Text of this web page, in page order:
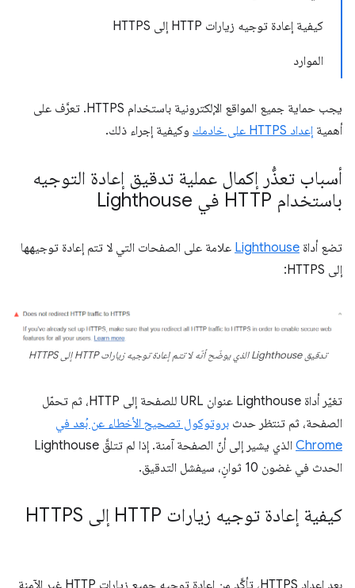
كيفية إعادة توجيه زيارات HTTP إلى HTTPS
الموارد
يجب حماية جميع المواقع الإلكترونية باستخدام HTTPS. تعرَّف على
أهمية إعداد HTTPS على خادمك وكيفية إجراء ذلك.
أسباب تعذُّر إكمال عملية تدقيق إعادة التوجيه
باستخدام HTTP في Lighthouse
تضع أداة Lighthouse علامة على الصفحات التي لا تتم إعادة توجيهها
إلى HTTPS:
تدقيق Lighthouse الذي يوضّح أنّه لا تتم إعادة توجيه زيارات HTTP إلى HTTPS
تغيّر أداة Lighthouse عنوان URL للصفحة إلى HTTP، ثم تحمّل
الصفحة، ثم تنتظر حدث بروتوكول تصحيح الأخطاء عن بُعد في
Chrome
الذي يشير إلى أنّ الصفحة آمنة. إذا لم تتلقَّ Lighthouse
الحدث في غضون 10 ثوانٍ، سيفشل التدقيق.
كيفية إعادة توجيه زيارات HTTP إلى HTTPS
بعد إعداد HTTPS، تأكَّد من إعادة توجيه جميع زيارات HTTP غير الآمنة